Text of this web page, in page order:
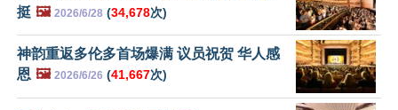
挺 🖼️ 2026/6/28 (34,678次)
神韵重返多伦多首场爆满 议员祝贺 华人感
恩 🖼️ 2026/6/26 (41,667次)